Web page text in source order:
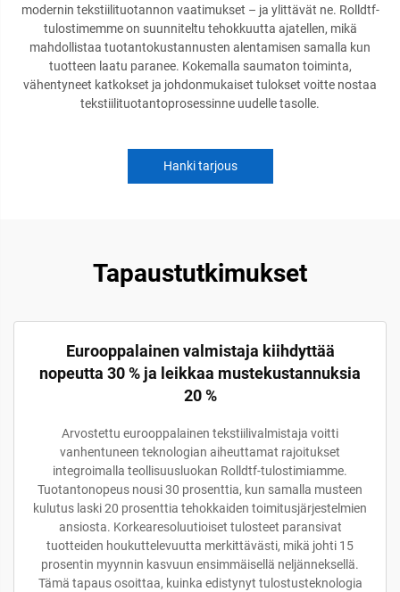
modernin tekstiilituotannon vaatimukset – ja ylittävät ne. Rolldtf-
tulostimemme on suunniteltu tehokkuutta ajatellen, mikä
mahdollistaa tuotantokustannusten alentamisen samalla kun
tuotteen laatu paranee. Kokemalla saumaton toiminta,
vähentyneet katkokset ja johdonmukaiset tulokset voitte nostaa
tekstiilituotantoprosessinne uudelle tasolle.
Hanki tarjous
Tapaustutkimukset
Eurooppalainen valmistaja kiihdyttää
nopeutta 30 % ja leikkaa mustekustannuksia
20 %
Arvostettu eurooppalainen tekstiilivalmistaja voitti
vanhentuneen teknologian aiheuttamat rajoitukset
integroimalla teollisuusluokan Rolldtf-tulostimiamme.
Tuotantonopeus nousi 30 prosenttia, kun samalla musteen
kulutus laski 20 prosenttia tehokkaiden toimitusjärjestelmien
ansiosta. Korkearesoluutioiset tulosteet paransivat
tuotteiden houkuttelevuutta merkittävästi, mikä johti 15
prosentin myynnin kasvuun ensimmäisellä neljänneksellä.
Tämä tapaus osoittaa, kuinka edistynyt tulostusteknologia